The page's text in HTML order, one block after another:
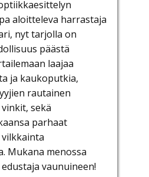
aloitteleva harrastaja
nyt tarjolla on
päästä
laajaa
ja kaukoputkia,
rautainen
sekä
parhaat
Mukana menossa
vaunuineen!